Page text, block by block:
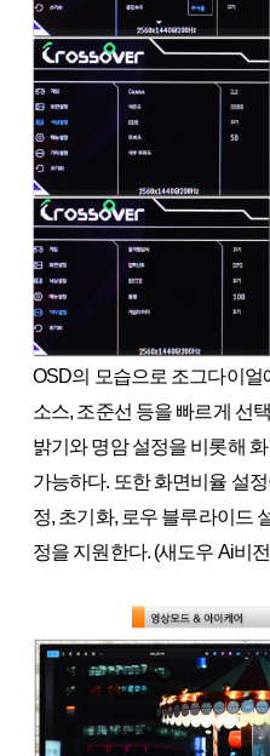
OSD의 모습으로 조그다이얼
소스, 조준선 등을 빠르게 선
밝기와 명암 설정을 비롯해
가능하다. 또한 화면비율 설
정, 초기화, 로우 블루라이드
정을 지원한다. (새도우 Ai비